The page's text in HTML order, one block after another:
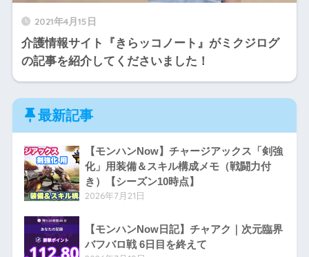
2021年4月15日
介護情報サイト『きらッコノート』がミクジログ
の記事を紹介してくださいました！
最新記事
【モンハンNow】チャージアックス「剣強
化」用装備＆スキル構成メモ（戦闘力付
き）【シーズン10時点】
2026年7月21日
【モンハンNow日記】チャアク｜次元臨界
バフバロ戦 6日目を終えて